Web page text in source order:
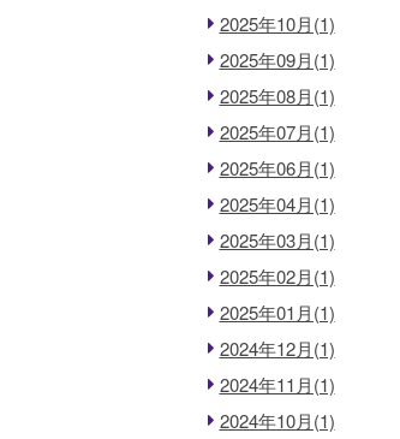
2025年10月(1)
2025年09月(1)
2025年08月(1)
2025年07月(1)
2025年06月(1)
2025年04月(1)
2025年03月(1)
2025年02月(1)
2025年01月(1)
2024年12月(1)
2024年11月(1)
2024年10月(1)